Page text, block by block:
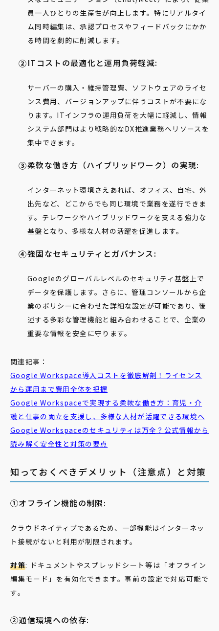
員一人ひとりの生産性が向上します。特にリアルタイ
ム同時編集は、承認プロセスやフィードバックにかか
る時間を劇的に削減します。
ITコストの最適化と運用負荷軽減:
サーバーの購入・維持管理費、ソフトウェアのライセ
ンス費用、バージョンアップに伴うコストが不要にな
ります。ITインフラの運用負荷を大幅に軽減し、情報
システム部門はより戦略的なDX推進業務へリソースを
集中できます。
柔軟な働き方（ハイブリッドワーク）の実現:
インターネット環境さえあれば、オフィス、自宅、外
出先など、どこからでも同じ環境で業務を遂行できま
す。テレワークやハイブリッドワークを支える強力な
基盤となり、多様な人材の活躍を促進します。
強固なセキュリティとガバナンス:
Googleのグローバルレベルのセキュリティ基盤上で
データを保護します。さらに、管理コンソールから企
業のポリシーに合わせた詳細な設定が可能であり、後
述する多彩な管理機能と組み合わせることで、企業の
重要な情報を安全に守ります。
関連記事：
Google Workspace導入コストを徹底解剖！ライセンス
から運用まで費用全体を把握
Google Workspaceで実現する柔軟な働き方：育児・介
護と仕事の両立を支援し、多様な人材が活躍できる環境へ
Google Workspaceのセキュリティは万全？公式情報から
読み解く安全性と対策の要点
知っておくべきデメリット（注意点）と対策
①オフライン機能の制限:
クラウドネイティブであるため、一部機能はインターネッ
ト接続がないと利用が制限されます。
対策: ドキュメントやスプレッドシート等は「オフライン
編集モード」を有効化できます。事前の設定で対応可能で
す。
②通信環境への依存: